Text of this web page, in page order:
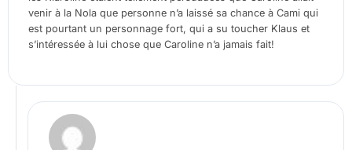
venir à la Nola que personne n’a laissé sa chance à Cami qui
est pourtant un personnage fort, qui a su toucher Klaus et
s’intéressée à lui chose que Caroline n’a jamais fait!